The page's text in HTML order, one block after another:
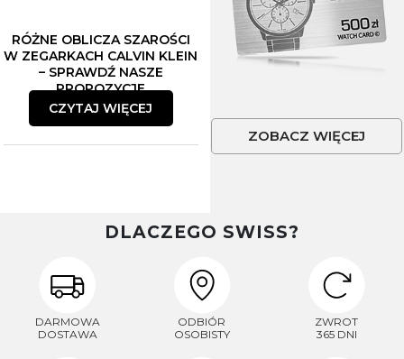
RÓŻNE OBLICZA SZAROŚCI
W ZEGARKACH CALVIN KLEIN
– SPRAWDŹ NASZE
PROPOZYCJE
CZYTAJ WIĘCEJ
ZOBACZ WIĘCEJ
DLACZEGO SWISS?
DARMOWA
DOSTAWA
ODBIÓR
OSOBISTY
ZWROT
365 DNI